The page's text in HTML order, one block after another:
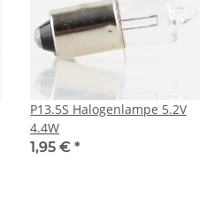
P13.5S Halogenlampe 5.2V
4.4W
1,95 € *